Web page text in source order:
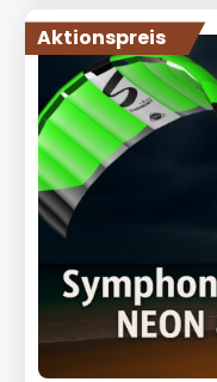
Aktionspreis